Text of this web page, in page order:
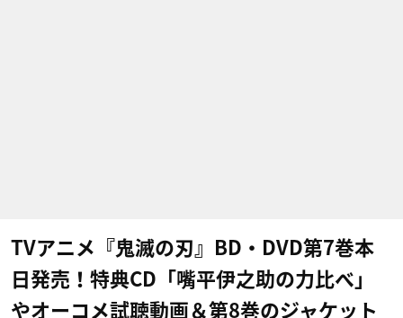
TVアニメ『鬼滅の刃』BD・DVD第7巻本
日発売！特典CD「嘴平伊之助の力比べ」
やオーコメ試聴動画＆第8巻のジャケット